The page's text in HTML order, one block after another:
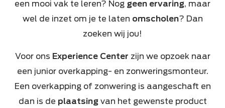
een mooi vak te leren? Nog geen ervaring, maar
wel de inzet om je te laten omscholen? Dan
zoeken wij jou!
Voor ons Experience Center zijn we opzoek naar
een junior overkapping- en zonweringsmonteur.
Een overkapping of zonwering is aangeschaft en
dan is de plaatsing van het gewenste product